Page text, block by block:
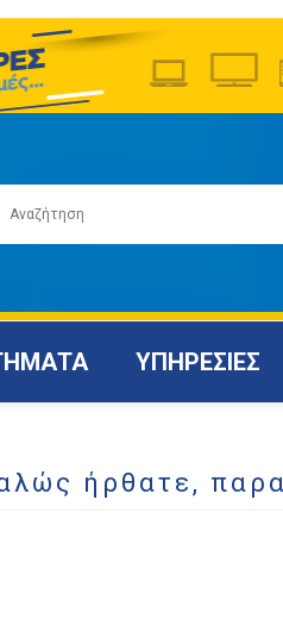
ΥΠΗΡΕΣΙΕΣ
ήρθατε,